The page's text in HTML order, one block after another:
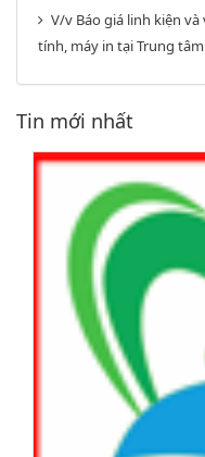
V/v Báo giá linh kiện
tính, máy in tại Trung
Tin mới nhất